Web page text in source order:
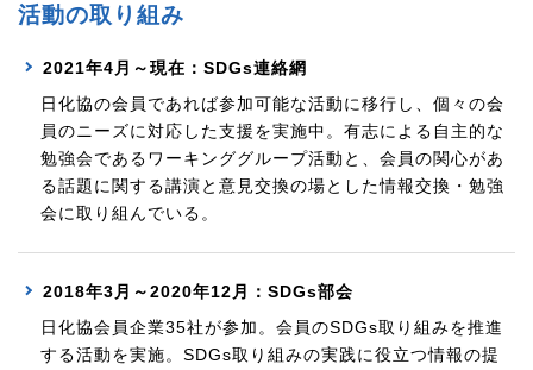
活動の取り組み
2021年4月～現在：SDGs連絡網
日化協の会員であれば参加可能な活動に移行し、個々の会
員のニーズに対応した支援を実施中。有志による自主的な
勉強会であるワーキンググループ活動と、会員の関心があ
る話題に関する講演と意見交換の場とした情報交換・勉強
会に取り組んでいる。
2018年3月～2020年12月：SDGs部会
日化協会員企業35社が参加。会員のSDGs取り組みを推進
する活動を実施。SDGs取り組みの実践に役立つ情報の提